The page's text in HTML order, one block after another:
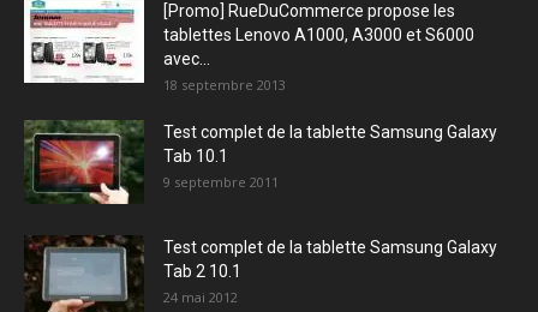
[Promo] RueDuCommerce propose les
tablettes Lenovo A1000, A3000 et S6000
avec...
18 septembre 2013
Test complet de la tablette Samsung Galaxy
Tab 10.1
9 septembre 2011
Test complet de la tablette Samsung Galaxy
Tab 2 10.1
24 mai 2012